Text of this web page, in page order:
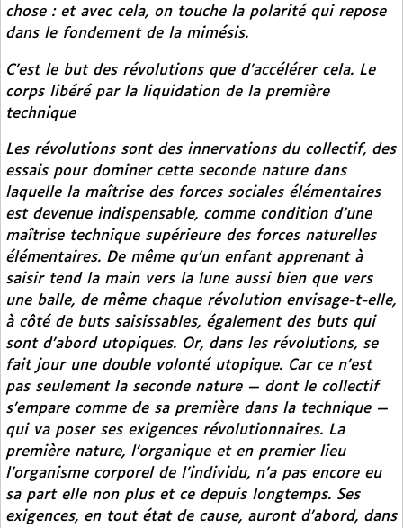
chose : et avec cela, on touche la polarité qui repose
dans le fondement de la mimésis.
C’est le but des révolutions que d’accélérer cela. Le
corps libéré par la liquidation de la première
technique
Les révolutions sont des innervations du collectif, des
essais pour dominer cette seconde nature dans
laquelle la maîtrise des forces sociales élémentaires
est devenue indispensable, comme condition d’une
maîtrise technique supérieure des forces naturelles
élémentaires. De même qu’un enfant apprenant à
saisir tend la main vers la lune aussi bien que vers
une balle, de même chaque révolution envisage-t-elle,
à côté de buts saisissables, également des buts qui
sont d’abord utopiques. Or, dans les révolutions, se
fait jour une double volonté utopique. Car ce n’est
pas seulement la seconde nature — dont le collectif
s’empare comme de sa première dans la technique —
qui va poser ses exigences révolutionnaires. La
première nature, l’organique et en premier lieu
l’organisme corporel de l’individu, n’a pas encore eu
sa part elle non plus et ce depuis longtemps. Ses
exigences, en tout état de cause, auront d’abord, dans